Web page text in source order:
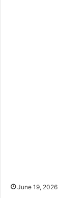
June 19, 2026